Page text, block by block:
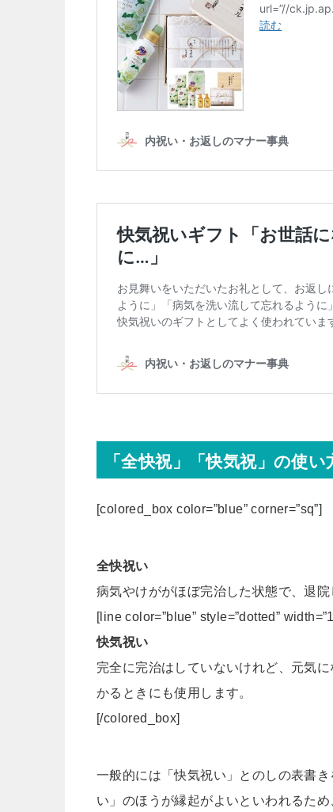
「全快祝」「快気祝」の使い
[colored_box color=”blue” corner=”sq”]
全快祝い
病気やけががほぼ完治した状態で、退院
[line color=”blue” style=”dotted”
快気祝い
完全に完治はしていないけれど、元気
かるときにも使用します。
[/colored_box]
一般的には「快気祝い」とのしの表書
い」のほうが縁起がよいといわれるた